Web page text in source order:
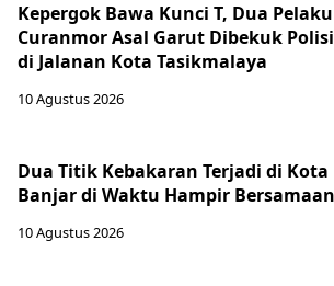
Kepergok Bawa Kunci T, Dua Pelaku
Curanmor Asal Garut Dibekuk Polisi
di Jalanan Kota Tasikmalaya
10 Agustus 2026
Dua Titik Kebakaran Terjadi di Kota
Banjar di Waktu Hampir Bersamaan
10 Agustus 2026